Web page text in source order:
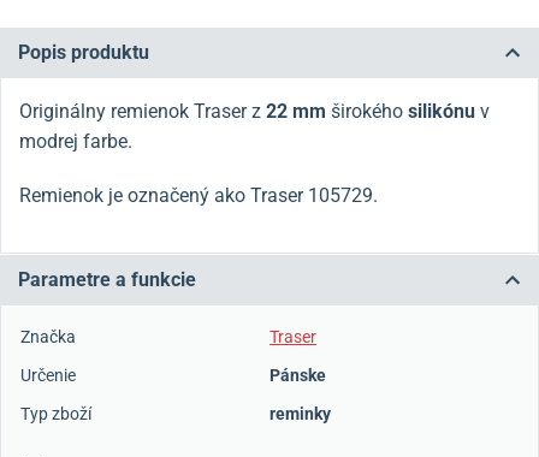
Popis produktu
Originálny remienok Traser z 22 mm širokého silikónu v
modrej farbe.
Remienok je označený ako Traser 105729.
Parametre a funkcie
Značka
Traser
Určenie
Pánske
Typ zboží
reminky